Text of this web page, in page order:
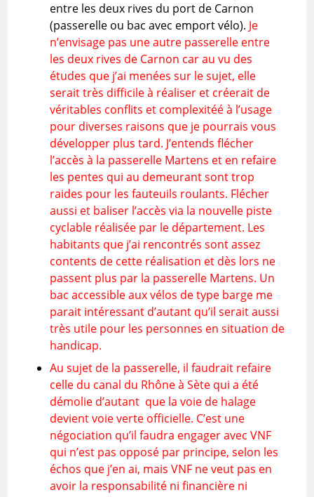
entre les deux rives du port de Carnon
(passerelle ou bac avec emport vélo). Je
n’envisage pas une autre passerelle entre
les deux rives de Carnon car au vu des
études que j’ai menées sur le sujet, elle
serait très difficile à réaliser et créerait de
véritables conflits et complexitéé à l’usage
pour diverses raisons que je pourrais vous
développer plus tard. J’entends flécher
l’accès à la passerelle Martens et en refaire
les pentes qui au demeurant sont trop
raides pour les fauteuils roulants. Flécher
aussi et baliser l’accès via la nouvelle piste
cyclable réalisée par le département. Les
habitants que j’ai rencontrés sont assez
contents de cette réalisation et dès lors ne
passent plus par la passerelle Martens. Un
bac accessible aux vélos de type barge me
parait intéressant d’autant qu’il serait aussi
très utile pour les personnes en situation de
handicap.
Au sujet de la passerelle, il faudrait refaire
celle du canal du Rhône à Sète qui a été
démolie d’autant que la voie de halage
devient voie verte officielle. C’est une
négociation qu’il faudra engager avec VNF
qui n’est pas opposé par principe, selon les
échos que j’en ai, mais VNF ne veut pas en
avoir la responsabilité ni financière ni